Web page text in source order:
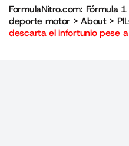
FormulaNitro.com: Fórmula
deporte motor >About>
descarta el infortunio pese